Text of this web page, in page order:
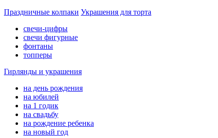
Праздничные колпаки Украшения для торта
свечи-цифры
свечи фигурные
фонтаны
топперы
Гирлянды и украшения
на день рождения
на юбилей
на 1 годик
на свадьбу
на рождение ребенка
на новый год